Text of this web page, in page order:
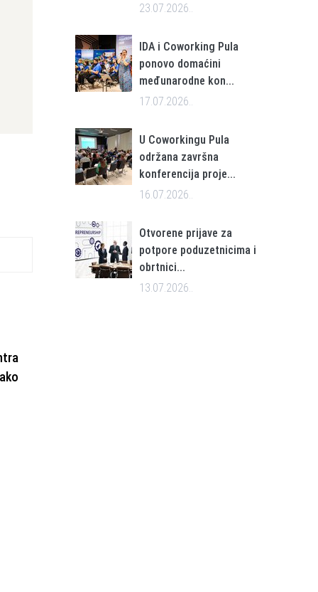
23.07.2026..
IDA i Coworking Pula
ponovo domaćini
međunarodne kon...
17.07.2026..
U Coworkingu Pula
održana završna
konferencija proje...
16.07.2026..
Otvorene prijave za
potpore poduzetnicima i
obrtnici...
13.07.2026..